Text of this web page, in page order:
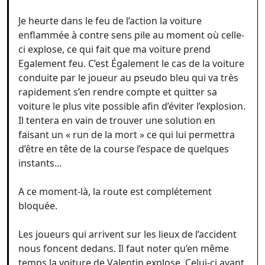
Je heurte dans le feu de l’action la voiture
enflammée à contre sens pile au moment où celle-
ci explose, ce qui fait que ma voiture prend
Egalement feu. C’est Également le cas de la voiture
conduite par le joueur au pseudo bleu qui va très
rapidement s’en rendre compte et quitter sa
voiture le plus vite possible afin d’éviter l’explosion.
Il tentera en vain de trouver une solution en
faisant un « run de la mort » ce qui lui permettra
d’être en tête de la course l’espace de quelques
instants...
A ce moment-là, la route est complétement
bloquée.
Les joueurs qui arrivent sur les lieux de l’accident
nous foncent dedans. Il faut noter qu’en même